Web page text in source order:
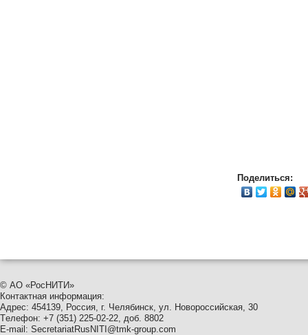
Поделиться:
© АО «РосНИТИ»
Контактная информация:
Адрес: 454139, Россия, г. Челябинск, ул. Новороссийская, 30
Tелефон: +7 (351) 225-02-22, доб. 8802
E-mail: SecretariatRusNITI@tmk-group.com